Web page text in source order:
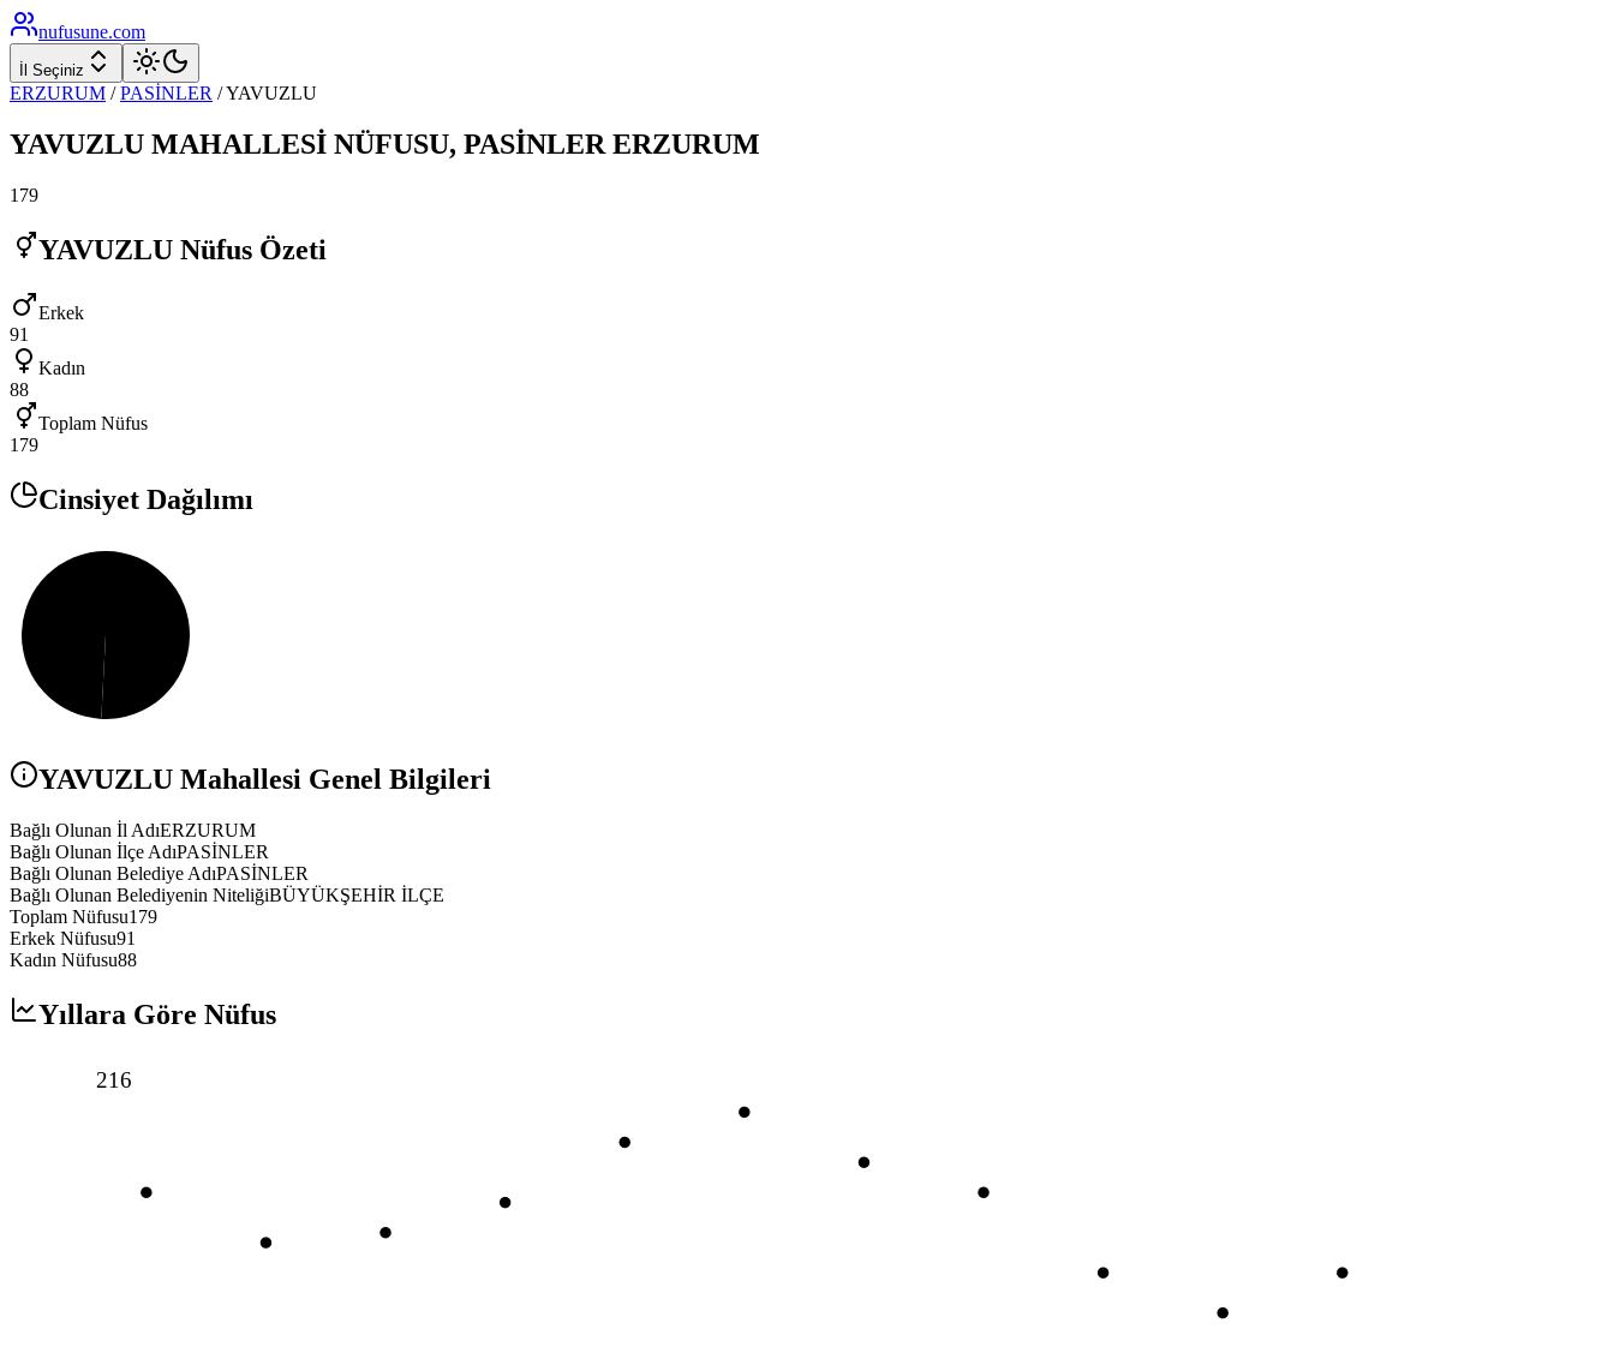
nufusune.com
İl Seçiniz
ERZURUM / PASİNLER /YAVUZLU
YAVUZLU MAHALLESİ NÜFUSU, PASİNLER ERZURUM
179
YAVUZLU Nüfus Özeti
Erkek
91
Kadın
88
Toplam Nüfus
179
Cinsiyet Dağılımı
YAVUZLU Mahallesi Genel Bilgileri
Bağlı Olunan İl AdıERZURUM
Bağlı Olunan İlçe AdıPASİNLER
Bağlı Olunan Belediye AdıPASİNLER
Bağlı Olunan Belediyenin NiteliğiBÜYÜKŞEHİR İLÇE
Toplam Nüfusu179
Erkek Nüfusu91
Kadın Nüfusu88
Yıllara Göre Nüfus
216